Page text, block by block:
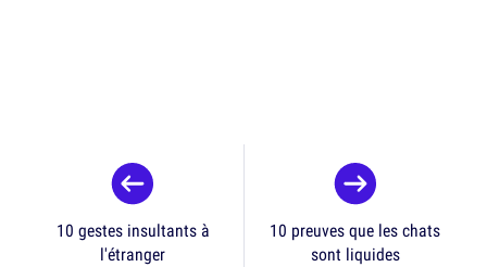
10 gestes insultants à
l'étranger
10 preuves que les chats
sont liquides